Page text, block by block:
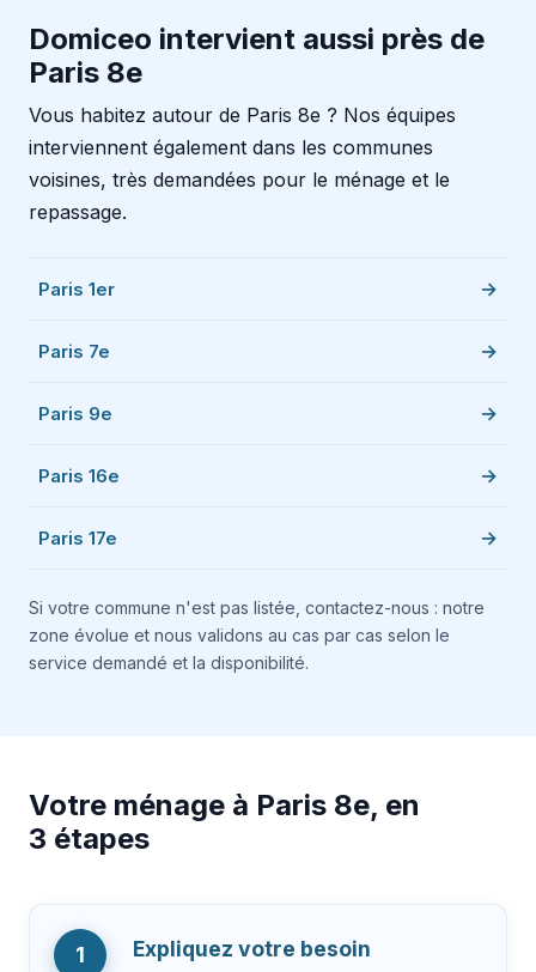
Domiceo intervient aussi près de
Paris 8e
Vous habitez autour de Paris 8e ? Nos équipes
interviennent également dans les communes
voisines, très demandées pour le ménage et le
repassage.
Paris 1er
Paris 7e
Paris 9e
Paris 16e
Paris 17e
Si votre commune n'est pas listée, contactez-nous : notre
zone évolue et nous validons au cas par cas selon le
service demandé et la disponibilité.
Votre ménage à Paris 8e, en
3 étapes
1 Expliquez votre besoin